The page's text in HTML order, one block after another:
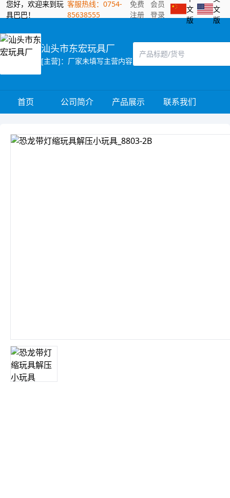
您好，欢迎来到玩
具巴巴！
客服热线：0754-
85638555
免费
注册
会员
登录
文
版
文
版
汕头市东宏玩具厂
[主营]：厂家未填写主营内容
首页 公司简介 产品展示 联系我们